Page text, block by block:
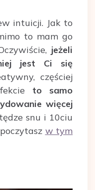
intuicji. Jak to
to mam go
jeżeli
jest Ci się
częściej
to samo
więcej
snu i 10ciu
w tym